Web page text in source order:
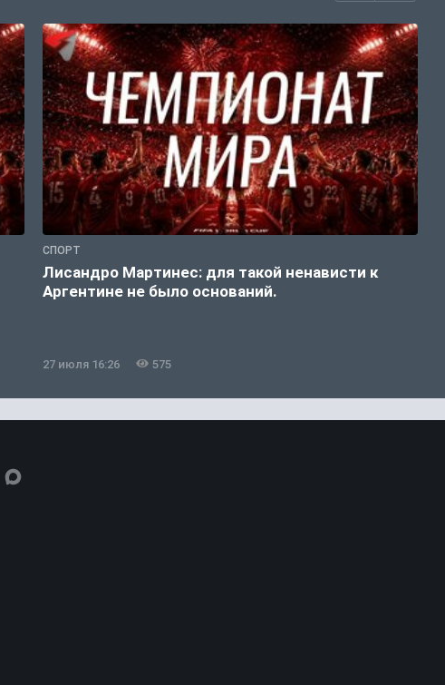
СПОРТ
Лисандро Мартинес: для такой ненависти к
Аргентине не было оснований.
27 июля 16:26 575